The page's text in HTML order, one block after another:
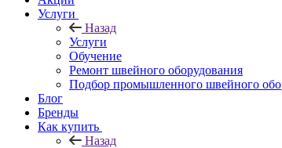
Услуги
Назад
Услуги
Обучение
Ремонт швейного оборудования
Подбор промышленного швейного
Блог
Бренды
Как купить
Назад